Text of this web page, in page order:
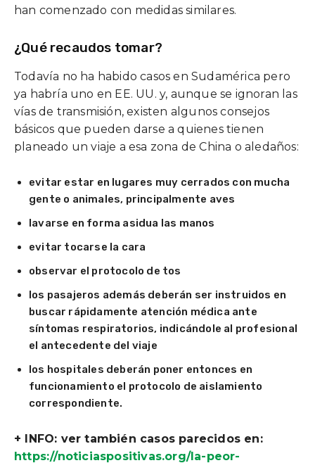
han comenzado con medidas similares.
¿Qué recaudos tomar?
Todavía no ha habido casos en Sudamérica pero
ya habría uno en EE. UU. y, aunque se ignoran las
vías de transmisión, existen algunos consejos
básicos que pueden darse a quienes tienen
planeado un viaje a esa zona de China o aledaños:
evitar estar en lugares muy cerrados con mucha
gente o animales, principalmente aves
lavarse en forma asidua las manos
evitar tocarse la cara
observar el protocolo de tos
los pasajeros además deberán ser instruidos en
buscar rápidamente atención médica ante
síntomas respiratorios, indicándole al profesional
el antecedente del viaje
los hospitales deberán poner entonces en
funcionamiento el protocolo de aislamiento
correspondiente.
+ INFO: ver también casos parecidos en:
https://noticiaspositivas.org/la-peor-